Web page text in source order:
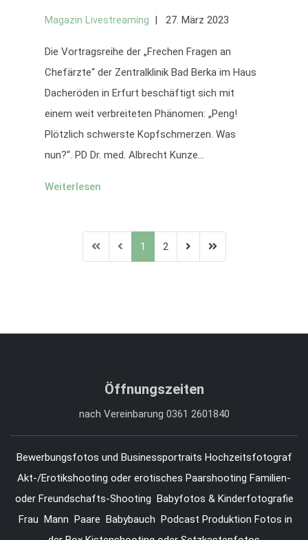
Magazin Livestreaming 27. März 2023
Die Vortragsreihe der „Frechen Fragen an
Chefärzte“ der Zentralklinik Bad Berka im Haus
Dacheröden in Erfurt beschäftigt sich mit
einem weit verbreiteten Phänomen: „Peng!
Plötzlich schwerste Kopfschmerzen. Was
nun?“. PD Dr. med. Albrecht Kunze...
Weiterlesen
1 2
Öffnungszeiten
nach Vereinbarung 0361 2601840
Bewerbungsfotos und Businessportraits Hochzeitsfotograf
Akt-/Erotikshooting oder erotisches Paarshooting Familien-
oder Freundschafts-Shooting Babyfotos & Kinderfotografie
Frau Mann Paare Babybauch Podcast Produktion Fotos in